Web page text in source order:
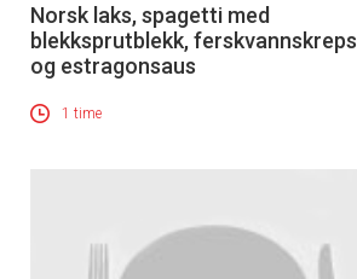
Norsk laks, spagetti med
blekksprutblekk, ferskvannskreps
og estragonsaus
1 time